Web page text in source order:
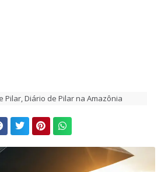
Pilar,Diário de Pilar na Amazônia